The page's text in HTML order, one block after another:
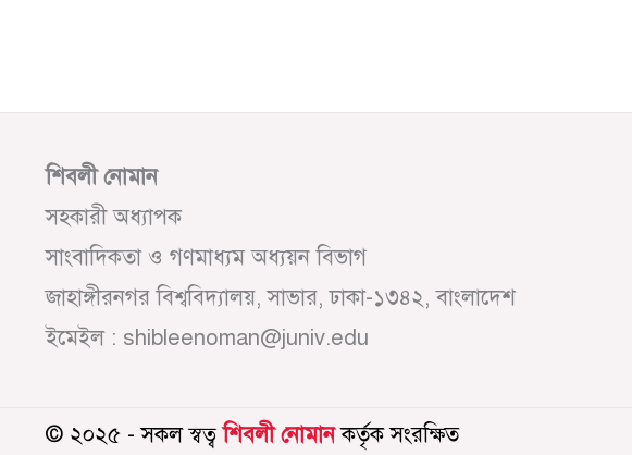
শিবলী নোমান
সহকারী অধ্যাপক
সাংবাদিকতা ও গণমাধ্যম অধ্যয়ন বিভাগ
জাহাঙ্গীরনগর বিশ্ববিদ্যালয়, সাভার, ঢাকা-১৩৪২, বাংলাদেশ
ইমেইল : shibleenoman@juniv.edu
© ২০২৫ - সকল স্বত্বশিবলী নোমানকর্তৃক সংরক্ষিত